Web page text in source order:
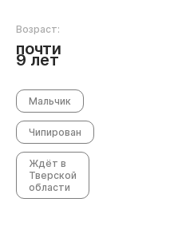
Возраст:
почти
9 лет
Мальчик
Чипирован
Ждёт в
Тверской
области